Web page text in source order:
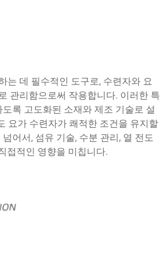
는 데 필수적인 도구로, 수련자와 요
관리함으로써 작용합니다. 이러한 특
록 고도화된 소재와 제조 기술로 설
요가 수련자가 쾌적한 조건을 유지할
어서, 섬유 기술, 수분 관리, 열 전도
접적인 영향을 미칩니다.